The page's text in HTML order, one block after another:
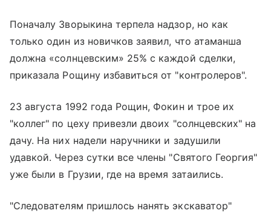
Поначалу Зворыкина терпела надзор, но как
только один из новичков заявил, что атаманша
должна «солнцевским» 25% с каждой сделки,
приказала Рощину избавиться от "контролеров".
23 августа 1992 года Рощин, Фокин и трое их
"коллег" по цеху привезли двоих "солнцевских" на
дачу. На них надели наручники и задушили
удавкой. Через сутки все члены "Святого Георгия"
уже были в Грузии, где на время затаились.
"Следователям пришлось нанять экскаватор"